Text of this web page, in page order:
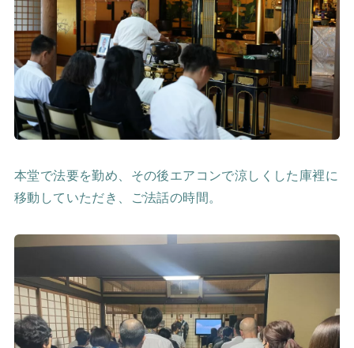
本堂で法要を勤め、その後エアコンで涼しくした庫裡に
移動していただき、ご法話の時間。